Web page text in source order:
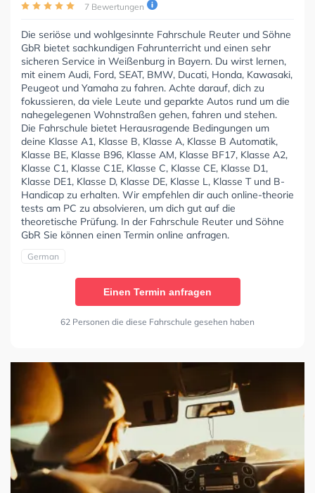
7 Bewertungen
Die seriöse und wohlgesinnte Fahrschule Reuter und Söhne
GbR bietet sachkundigen Fahrunterricht und einen sehr
sicheren Service in Weißenburg in Bayern. Du wirst lernen,
mit einem Audi, Ford, SEAT, BMW, Ducati, Honda, Kawasaki,
Peugeot und Yamaha zu fahren. Achte darauf, dich zu
fokussieren, da viele Leute und geparkte Autos rund um die
nahegelegenen Wohnstraßen gehen, fahren und stehen.
Die Fahrschule bietet Herausragende Bedingungen um
deine Klasse A1, Klasse B, Klasse A, Klasse B Automatik,
Klasse BE, Klasse B96, Klasse AM, Klasse BF17, Klasse A2,
Klasse C1, Klasse C1E, Klasse C, Klasse CE, Klasse D1,
Klasse DE1, Klasse D, Klasse DE, Klasse L, Klasse T und B-
Handicap zu erhalten. Wir empfehlen dir auch online-theorie
tests am PC zu absolvieren, um dich gut auf die
theoretische Prüfung. In der Fahrschule Reuter und Söhne
GbR Sie können einen Termin online anfragen.
German
Einen Termin anfragen
62 Personen die diese Fahrschule gesehen haben